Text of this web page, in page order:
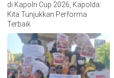
di Kapolri Cup 2026, Kapolda:
Kita Tunjukkan Performa
Terbaik